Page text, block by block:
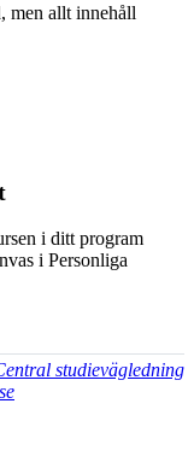
men allt inne­håll
i ditt program
i Personliga
studievägledning